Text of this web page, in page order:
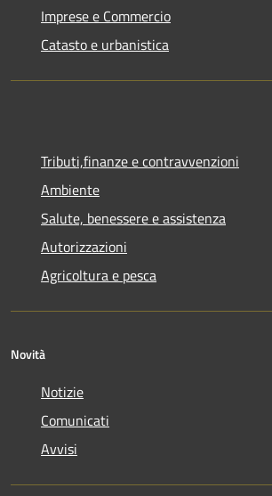
Imprese e Commercio
Catasto e urbanistica
Tributi,finanze e contravvenzioni
Ambiente
Salute, benessere e assistenza
Autorizzazioni
Agricoltura e pesca
Novità
Notizie
Comunicati
Avvisi